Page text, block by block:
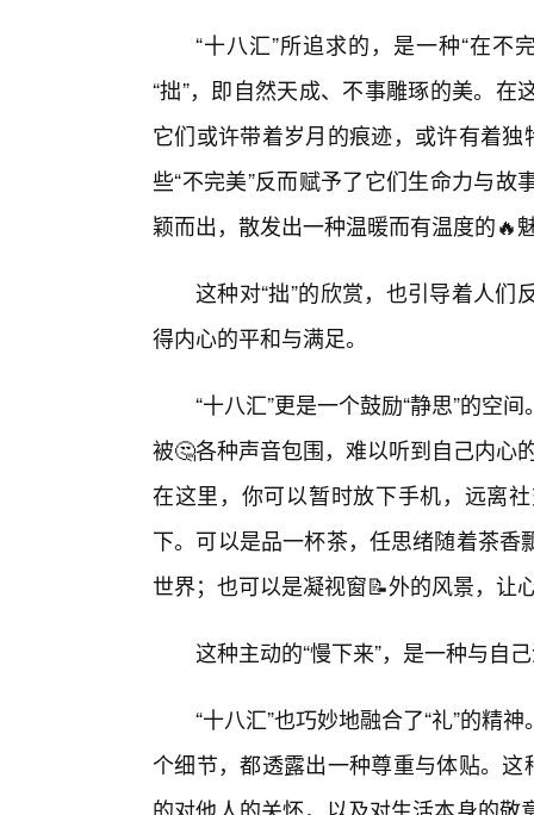
“十八汇”所追求的，是一种“在不
“拙”，即自然天成、不事雕琢的美。
它们或许带着岁月的痕迹，或许有着
些“不完美”反而赋予了它们生命力与
颖而出，散发出一种温暖而有温度的🔥
这种对“拙”的欣赏，也引导着人
得内心的平和与满足。
“十八汇”更是一个鼓励“静思”的空
被🤔各种声音包围，难以听到自己内心
在这里，你可以暂时放下手机，远离
下。可以是品一杯茶，任思绪随着茶
世界；也可以是凝视窗📝外的风景，让
这种主动的“慢下来”，是一种与自
“十八汇”也巧妙地融合了“礼”的精
个细节，都透露出一种尊重与体贴。